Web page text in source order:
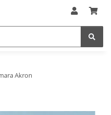
Akron